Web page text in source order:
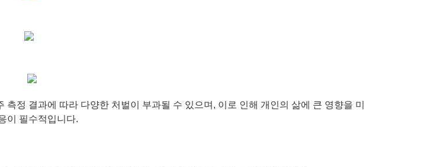
정 결과에 따라 다양한 처벌이 부과될 수 있으며, 이로 인해 개인의 삶에 큰 영향을 미
이 필수적입니다.